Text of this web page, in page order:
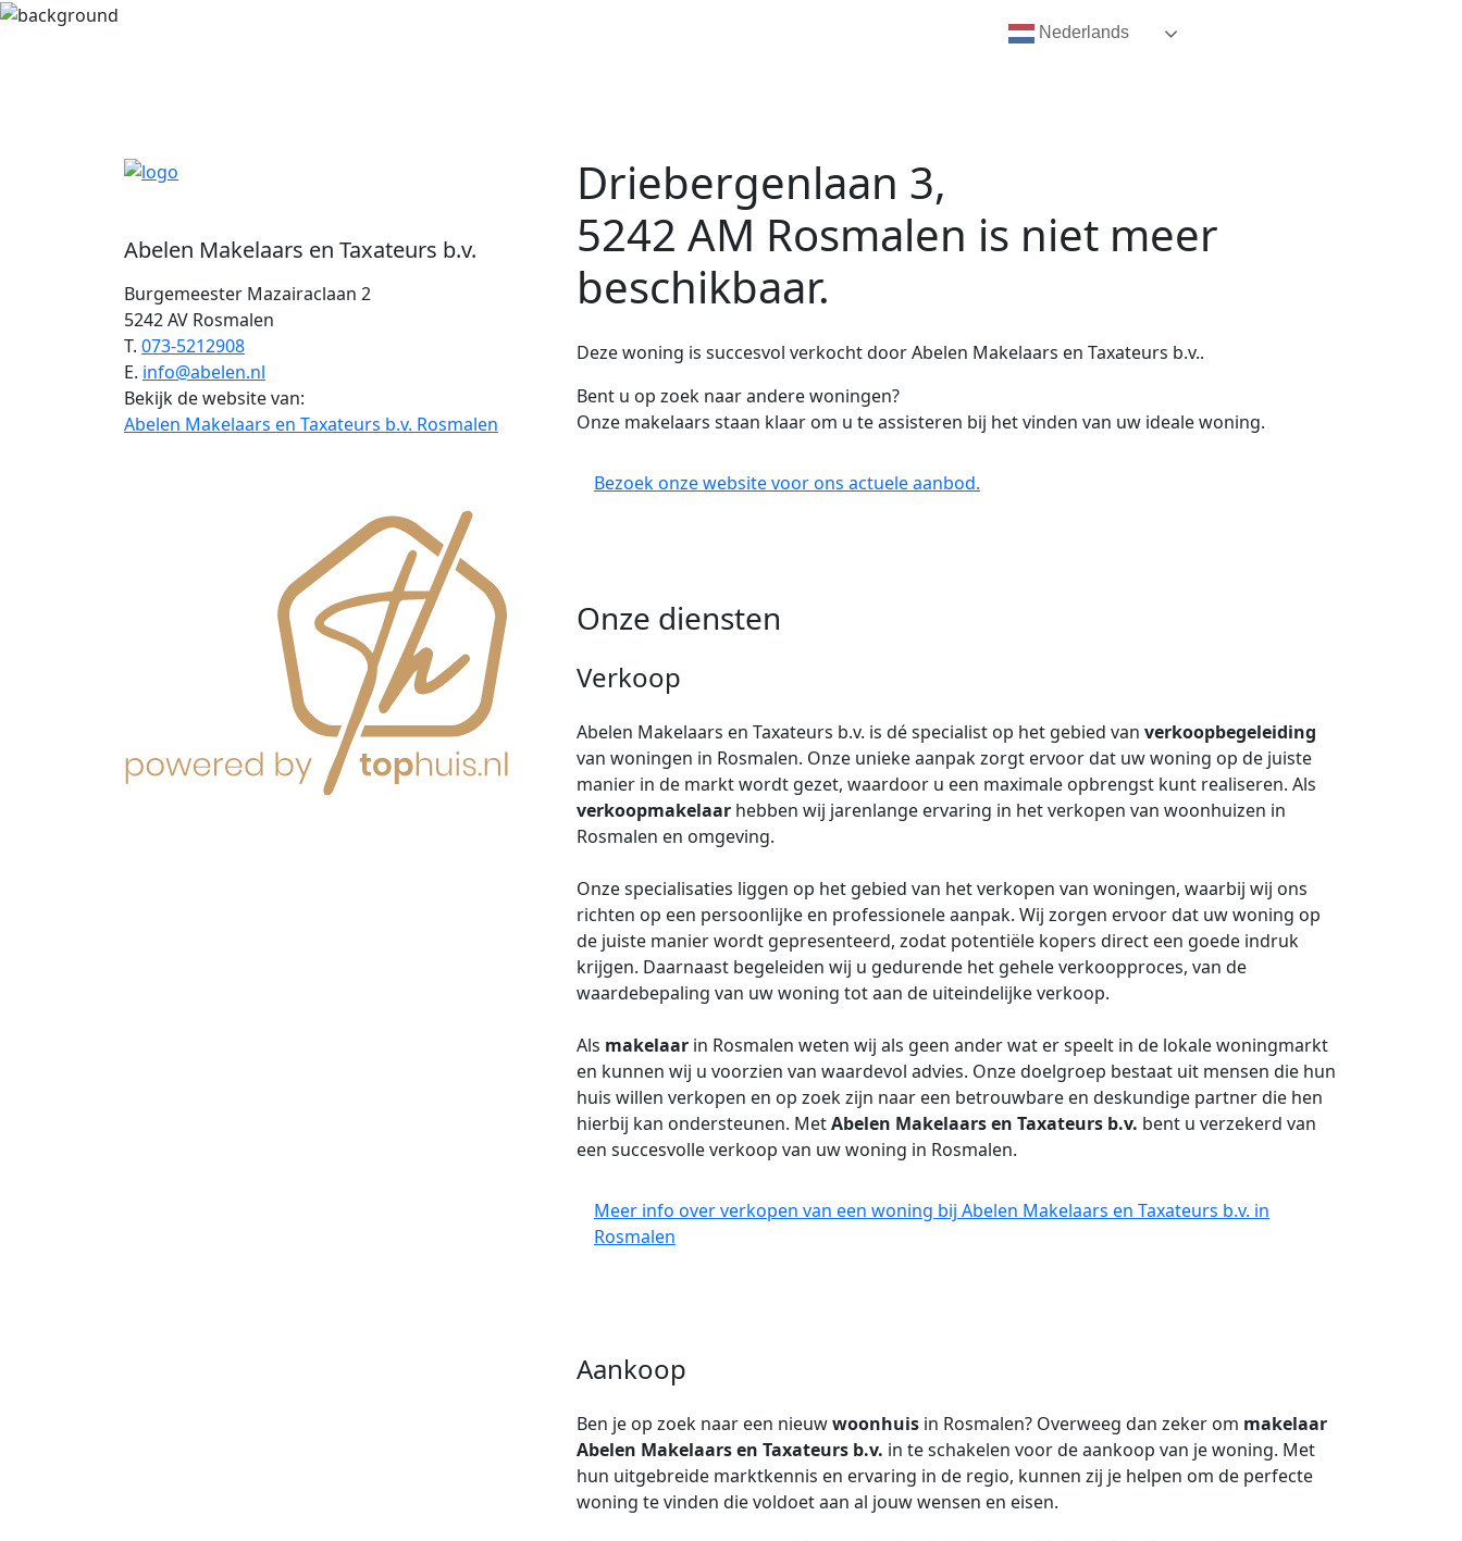
Abelen Makelaars en Taxateurs b.v.
Burgemeester Mazairaclaan 2
5242 AV Rosmalen
T. 073-5212908
E. info@abelen.nl
Bekijk de website van:
Abelen Makelaars en Taxateurs b.v. Rosmalen
Driebergenlaan 3,
5242 AM Rosmalen is niet meer
beschikbaar.
Deze woning is succesvol verkocht door Abelen Makelaars en Taxateurs b.v..
Bent u op zoek naar andere woningen?
Onze makelaars staan klaar om u te assisteren bij het vinden van uw ideale woning.
Bezoek onze website voor ons actuele aanbod.
Onze diensten
Verkoop
Abelen Makelaars en Taxateurs b.v. is dé specialist op het gebied van verkoopbegeleiding
van woningen in Rosmalen. Onze unieke aanpak zorgt ervoor dat uw woning op de juiste
manier in de markt wordt gezet, waardoor u een maximale opbrengst kunt realiseren. Als
verkoopmakelaar hebben wij jarenlange ervaring in het verkopen van woonhuizen in
Rosmalen en omgeving.
Onze specialisaties liggen op het gebied van het verkopen van woningen, waarbij wij ons
richten op een persoonlijke en professionele aanpak. Wij zorgen ervoor dat uw woning op
de juiste manier wordt gepresenteerd, zodat potentiële kopers direct een goede indruk
krijgen. Daarnaast begeleiden wij u gedurende het gehele verkoopproces, van de
waardebepaling van uw woning tot aan de uiteindelijke verkoop.
Als makelaar in Rosmalen weten wij als geen ander wat er speelt in de lokale woningmarkt
en kunnen wij u voorzien van waardevol advies. Onze doelgroep bestaat uit mensen die hun
huis willen verkopen en op zoek zijn naar een betrouwbare en deskundige partner die hen
hierbij kan ondersteunen. MetAbelen Makelaars en Taxateurs b.v. bent u verzekerd van
een succesvolle verkoop van uw woning in Rosmalen.
Meer info over verkopen van een woning bij Abelen Makelaars en Taxateurs b.v. in
Rosmalen
Aankoop
Ben je op zoek naar een nieuwwoonhuis in Rosmalen? Overweeg dan zeker om makelaar
Abelen Makelaars en Taxateurs b.v. in te schakelen voor de aankoop van je woning. Met
hun uitgebreide marktkennis en ervaring in de regio, kunnen zij je helpen om de perfecte
woning te vinden die voldoet aan al jouw wensen en eisen.
Nederlands